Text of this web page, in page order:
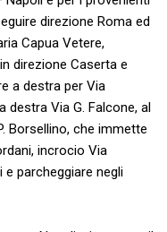
direzione Roma ed
Capua Vetere,
direzione Caserta e
a destra per Via
destra Via G. Falcone, al
Borsellino, che immette
incrocio Via
e parcheggiare negli